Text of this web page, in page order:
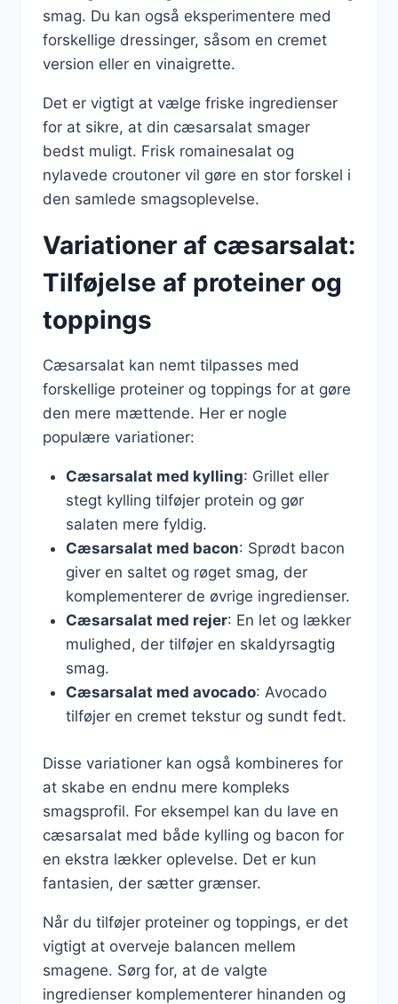
smag. Du kan også eksperimentere med
forskellige dressinger, såsom en cremet
version eller en vinaigrette.
Det er vigtigt at vælge friske ingredienser
for at sikre, at din cæsarsalat smager
bedst muligt. Frisk romainesalat og
nylavede croutoner vil gøre en stor forskel i
den samlede smagsoplevelse.
Variationer af cæsarsalat:
Tilføjelse af proteiner og
toppings
Cæsarsalat kan nemt tilpasses med
forskellige proteiner og toppings for at gøre
den mere mættende. Her er nogle
populære variationer:
Cæsarsalat med kylling: Grillet eller
stegt kylling tilføjer protein og gør
salaten mere fyldig.
Cæsarsalat med bacon: Sprødt bacon
giver en saltet og røget smag, der
komplementerer de øvrige ingredienser.
Cæsarsalat med rejer: En let og lækker
mulighed, der tilføjer en skaldyrsagtig
smag.
Cæsarsalat med avocado: Avocado
tilføjer en cremet tekstur og sundt fedt.
Disse variationer kan også kombineres for
at skabe en endnu mere kompleks
smagsprofil. For eksempel kan du lave en
cæsarsalat med både kylling og bacon for
en ekstra lækker oplevelse. Det er kun
fantasien, der sætter grænser.
Når du tilføjer proteiner og toppings, er det
vigtigt at overveje balancen mellem
smagene. Sørg for, at de valgte
ingredienser komplementerer hinanden og